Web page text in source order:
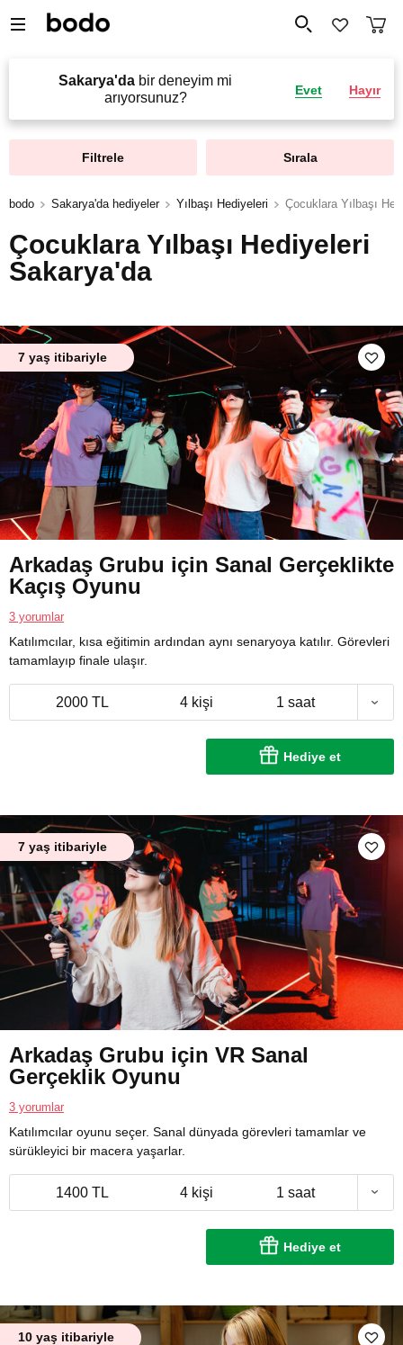
Sakarya'da bir deneyim mi
arıyorsunuz?
Evet Hayır
Filtrele Sırala
bodo Sakarya'da hediyeler Yılbaşı Hediyeleri Çocuklara Yılbaşı
Çocuklara Yılbaşı Hediyeleri
Sakarya'da
7 yaş itibariyle
Arkadaş Grubu için Sanal Gerçeklikte
Kaçış Oyunu
3 yorumlar
Katılımcılar, kısa eğitimin ardından aynı senaryoya katılır. Görevleri
tamamlayıp finale ulaşır.
2000 TL 4 kişi 1 saat
Hediye et
7 yaş itibariyle
Arkadaş Grubu için VR Sanal
Gerçeklik Oyunu
3 yorumlar
Katılımcılar oyunu seçer. Sanal dünyada görevleri tamamlar ve
sürükleyici bir macera yaşarlar.
1400 TL 4 kişi 1 saat
Hediye et
10 yaş itibariyle